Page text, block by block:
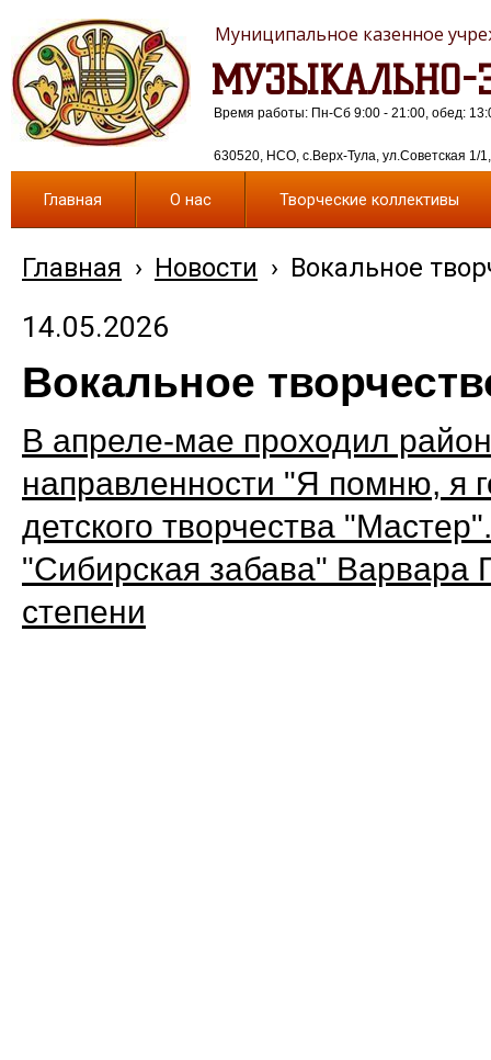
МУЗЫКАЛЬНО-
Муниципальное казенное
630520, НСО, с.Верх-Тула, ул.Советская 1/
Время работы: Пн-Сб 9:00 - 21:00, обед:
Главная О нас Творческие коллективы
Главная › Новости › Вокальное
14.05.2026
Вокальное
В апреле-мае проходил
направленности "Я помню, я
детского творчества
"Сибирская забава" Варвара
степени